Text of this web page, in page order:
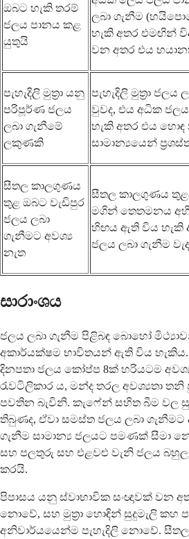
ඔබට හැකි තරම්
ජලය පානය කළ
යුතුයි
ලබා ගැනීම
හැකි අතර එමඟින්
වන අතර එය
පැහැදිලි මුත්‍රා යනු
පරිපූර්ණ ජලය
ලබා ගැනීමේ
ලකුණකි
පැහැදිලි මුත්‍රා
වුවද, එය අධික ජලය
හැකි අතර එය හොඳ
සාමාන්‍යයෙන්
සීතල කාලගුණය
තුළ ඔබට වැඩිපුර
ජලය ලබා
ගැනීමට අවශ්‍ය
නැත
සීතල කාලගුණය
මගින් තෙතමනය
හිඟය ඇති විය හැකි
ජලය ලබා ගැනීම
සාරාංශය
ජලය ලබා ගැනීම පිළිබඳ බොහෝ
අකාර්යක්ෂම භාවිතයන් ඇති විය
දිනපතා ජලය කෝප්ප 8ක් හරියටම
රැවටිලිකාර ය, මන්ද තරල අවශ්‍යතා තනි
පවතින බැවිනි. කැෆේන් සහිත බීම වල සුළු
තිබුණද, ඒවා සමස්ත ජලය ලබා ගැනීමට
ගැනීම සාමාන්‍ය ජලයට පමණක් සීමා
සහ පලතුරු සහ එළවළු වැනි ජලය බහුල
කරයි.
පිපාසය යනු ස්වාභාවික සංඥාවක් වන
නොවේ, සහ මුත්‍රා හොඳින් සුදුමැලි කහ
අනිවාර්යයෙන්ම පැහැදිලි නොවේ.